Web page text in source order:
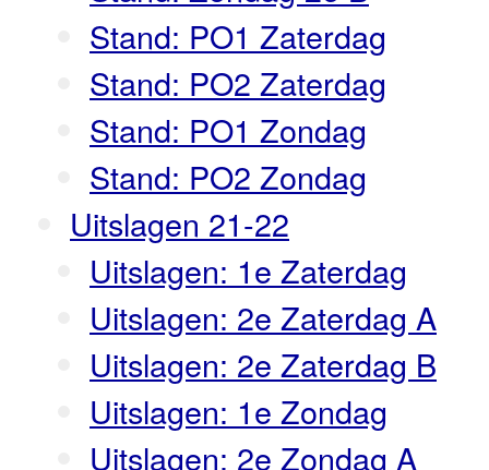
Stand: PO1 Zaterdag
Stand: PO2 Zaterdag
Stand: PO1 Zondag
Stand: PO2 Zondag
Uitslagen 21-22
Uitslagen: 1e Zaterdag
Uitslagen: 2e Zaterdag A
Uitslagen: 2e Zaterdag B
Uitslagen: 1e Zondag
Uitslagen: 2e Zondag A